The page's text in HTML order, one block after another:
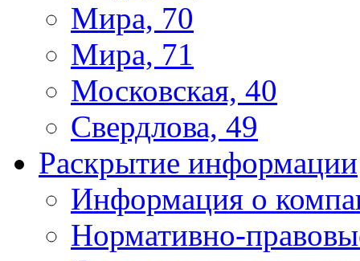
Мира, 70
Мира, 71
Московская, 40
Свердлова, 49
Раскрытие информации
Информация о
Нормативно-